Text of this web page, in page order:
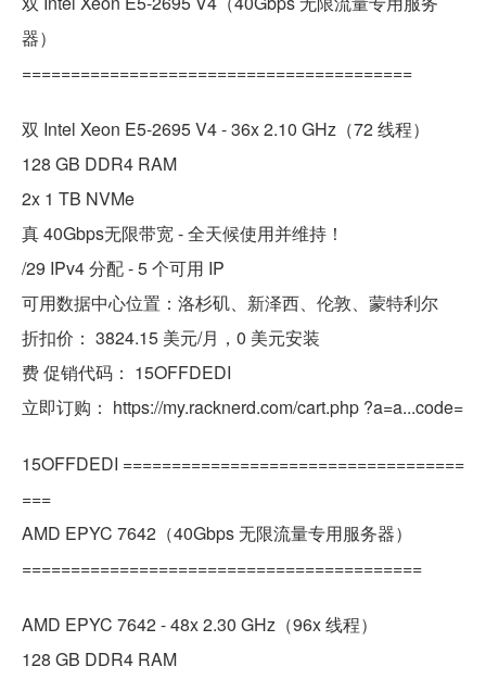
器）
========================================
双 Intel Xeon E5-2695 V4 - 36x 2.10 GHz（72 线程）
128 GB DDR4 RAM
2x 1 TB NVMe
真 40Gbps无限带宽 - 全天候使用并维持！
/29 IPv4 分配 - 5 个可用 IP
可用数据中心位置：洛杉矶、新泽西、伦敦、蒙特利尔
折扣价： 3824.15 美元/月，0 美元安装
费 促销代码： 15OFFDEDI
立即订购： https://my.racknerd.com/cart.php ?a=a...code=
15OFFDEDI ===================================
===
AMD EPYC 7642（40Gbps 无限流量专用服务器）
=========================================
AMD EPYC 7642 - 48x 2.30 GHz（96x 线程）
128 GB DDR4 RAM